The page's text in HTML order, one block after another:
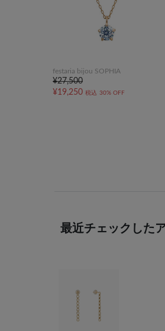
festaria bijou SOPHIA
¥27,500
¥19,250 税込 30% OFF
最近チェックした